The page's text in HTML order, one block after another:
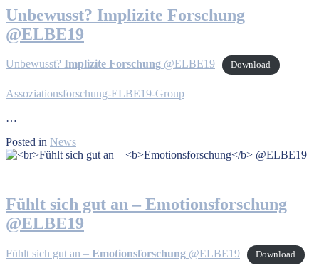
Unbewusst? Implizite Forschung
@ELBE19
Unbewusst? Implizite Forschung @ELBE19 Download
Assoziationsforschung-ELBE19-Group
…
Posted in News
Fühlt sich gut an – Emotionsforschung
@ELBE19
Fühlt sich gut an – Emotionsforschung @ELBE19 Download